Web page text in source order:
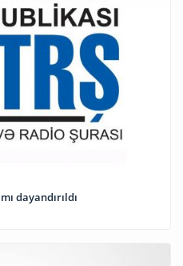
dayandırıldı